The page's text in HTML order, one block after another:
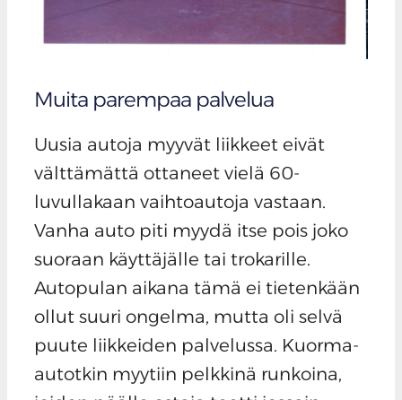
Muita parempaa palvelua
Uusia autoja myyvät liikkeet eivät
välttämättä ottaneet vielä 60-
luvullakaan vaihtoautoja vastaan.
Vanha auto piti myydä itse pois joko
suoraan käyttäjälle tai trokarille.
Autopulan aikana tämä ei tietenkään
ollut suuri ongelma, mutta oli selvä
puute liikkeiden palvelussa. Kuorma-
autotkin myytiin pelkkinä runkoina,